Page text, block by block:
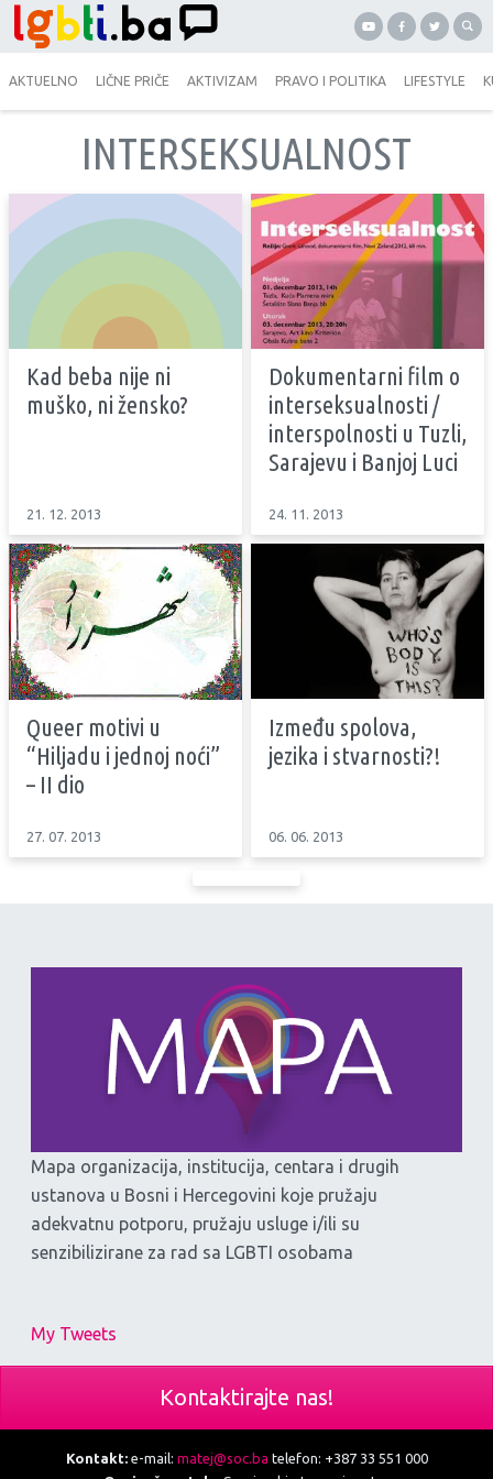
AKTUELNO LIČNE PRIČE AKTIVIZAM PRAVO I POLITIKA LIFESTYLE
INTERSEKSUALNOST
Kad beba nije ni
muško, ni žensko?
21. 12. 2013
Dokumentarni film o
interseksualnosti /
interspolnosti u Tuzli,
Sarajevu i Banjoj Luci
24. 11. 2013
Queer motivi u
“Hiljadu i jednoj noći”
– II dio
27. 07. 2013
Između spolova,
jezika i stvarnosti?!
06. 06. 2013
Mapa organizacija, institucija, centara i drugih
ustanova u Bosni i Hercegovini koje pružaju
adekvatnu potporu, pružaju usluge i/ili su
senzibilizirane za rad sa LGBTI osobama
My Tweets
Kontaktirajte nas!
Kontakt:e-mail: matej@soc.ba telefon: +387 33 551 000